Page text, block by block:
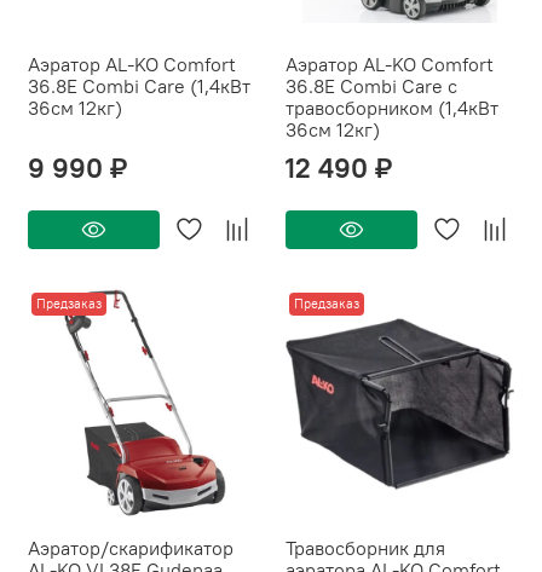
Аэратор AL-KO Comfort
36.8Е Combi Care (1,4кВт
36см 12кг)
9 990 ₽
Аэратор AL-KO Comfort
36.8Е Combi Care с
травосборником (1,4кВт
36см 12кг)
12 490 ₽
Предзаказ
Аэратор/скарификатор
Предзаказ
Травосборник для